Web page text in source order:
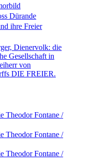
Dürande
ihre Freier
Dienervolk: die
Gesellschaft in
von
DIE FREIER.
Theodor Fontane /
Theodor Fontane /
Theodor Fontane /